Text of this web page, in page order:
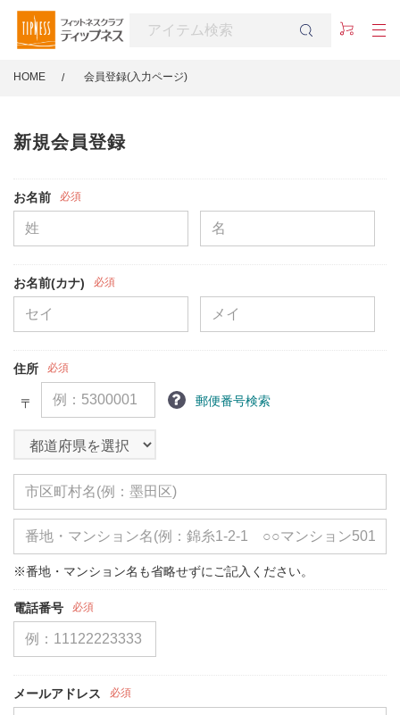
HOME 会員登録(入力ページ)
新規会員登録
お名前 必須
お名前(カナ) 必須
住所 必須
〒 郵便番号検索
※番地・マンション名も省略せずにご記入ください。
電話番号 必須
メールアドレス 必須